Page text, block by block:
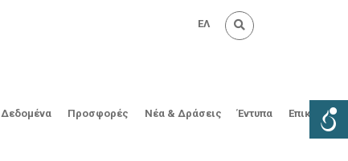
ΕΛ
Δεδομένα Προσφορές Νέα & Δράσεις Έντυπα